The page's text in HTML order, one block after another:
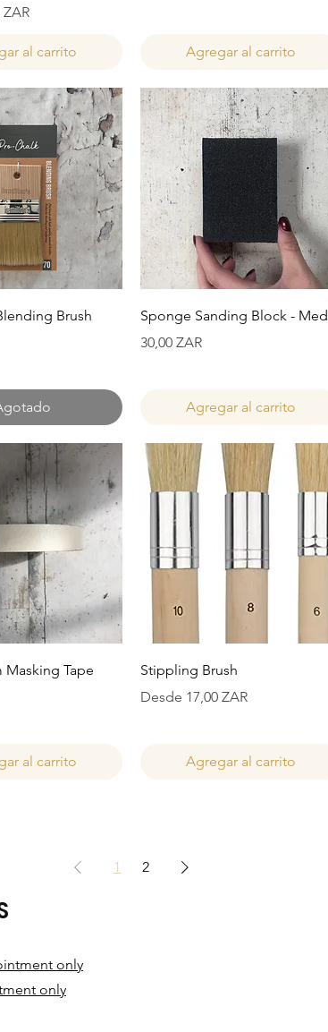
ZAR
al carrito Agregar al carrito
rápidaBrush
Vista rápida
Sponge Sanding Block - Med
Precio
30,00 ZAR
Agregar al carrito
rápida
Masking Tape
al carrito
Vista rápida
Stippling Brush
Desde 17,00 ZAR
Precio de oferta
Agregar al carrito
1 2
only
only